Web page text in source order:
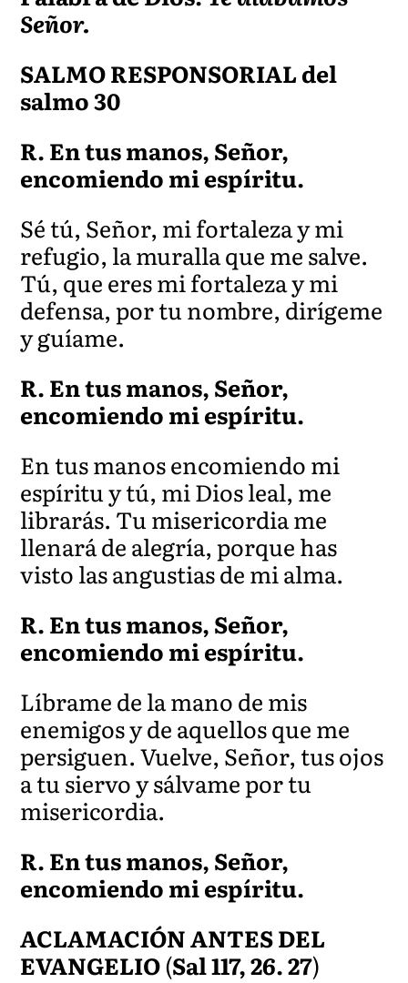
Señor.
SALMO RESPONSORIAL del
salmo 30
R. En tus manos, Señor,
encomiendo mi espíritu.
Sé tú, Señor, mi fortaleza y mi
refugio, la muralla que me salve.
Tú, que eres mi fortaleza y mi
defensa, por tu nombre, dirígeme
y guíame.
R. En tus manos, Señor,
encomiendo mi espíritu.
En tus manos encomiendo mi
espíritu y tú, mi Dios leal, me
librarás. Tu misericordia me
llenará de alegría, porque has
visto las angustias de mi alma.
R. En tus manos, Señor,
encomiendo mi espíritu.
Líbrame de la mano de mis
enemigos y de aquellos que me
persiguen. Vuelve, Señor, tus ojos
a tu siervo y sálvame por tu
misericordia.
R. En tus manos, Señor,
encomiendo mi espíritu.
ACLAMACIÓN ANTES DEL
EVANGELIO(Sal 117, 26. 27)